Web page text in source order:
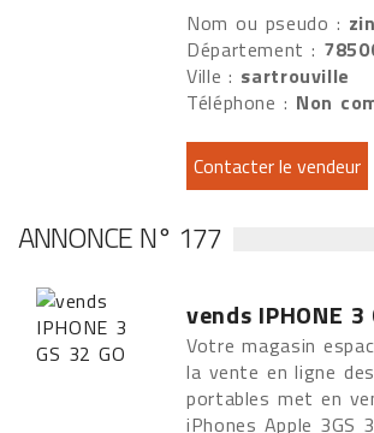
Nom ou pseudo :
Département :
Ville : sartrouville
Téléphone : Non
ANNONCE N° 177
vends IPHONE 3
Votre magasin
la vente en ligne
portables met en
iPhones Apple 3GS